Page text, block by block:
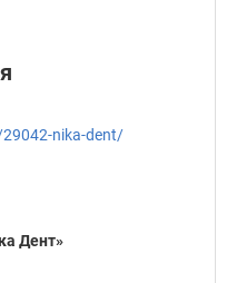
nika-dent/
Дент»